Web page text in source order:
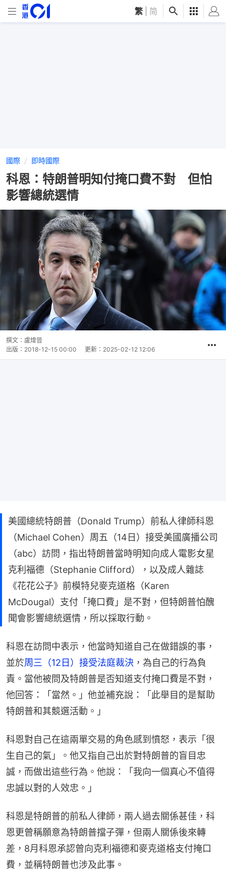
繁 简
國際 即時國際
科恩：特朗普明知付掩口費不對 但怕
影響總統選情
撰文： 盧煒晉
出版： 2018-12-15 00:00 更新： 2025-02-12 12:06
美國總統特朗普（Donald Trump）前私人律師科恩
（Michael Cohen）周五（14日）接受美國廣播公司
（abc）訪問，指出特朗普當時明知向成人電影女星
克利福德（Stephanie Clifford），以及成人雜誌
《花花公子》前模特兒麥克道格（Karen
McDougal）支付「掩口費」是不對，但特朗普怕醜
聞會影響總統選情，所以採取行動。
科恩在訪問中表示，他當時知道自己在做錯誤的事，
並於周三（12日）接受法庭裁決 ，為自己的行為負
責。當他被問及特朗普是否知道支付掩口費是不對，
他回答：「當然。」他並補充說：「此舉目的是幫助
特朗普和其競選活動。」
科恩對自己在這兩單交易的角色感到憤怒，表示「很
生自己的氣」。他又指自己出於對特朗普的盲目忠
誠，而做出這些行為。他說：「我向一個真心不值得
忠誠以對的人效忠。」
科恩是特朗普的前私人律師，兩人過去關係甚佳，科
恩更曾稱願意為特朗普擋子彈，但兩人關係後來轉
差，8月科恩承認曾向克利福德和麥克道格支付掩口
費，並稱特朗普也涉及此事。